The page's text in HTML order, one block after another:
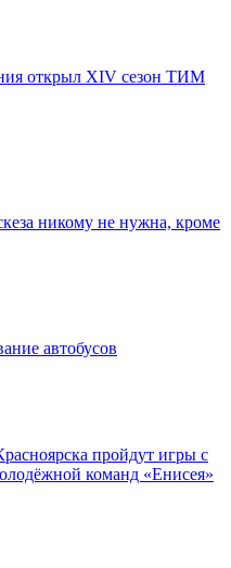
открыл XIV сезон ТИМ
никому не нужна, кроме
автобусов
пройдут игры с
команд «Енисея»